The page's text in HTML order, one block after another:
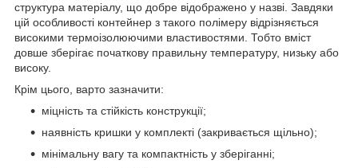
структура матеріалу, що добре відображено у назві. Завдяки
цій особливості контейнер з такого полімеру відрізняється
високими термоізолюючими властивостями. Тобто вміст
довше зберігає початкову правильну температуру, низьку або
високу.
Крім цього, варто зазначити:
міцність та стійкість конструкції;
наявність кришки у комплекті (закривається щільно);
мінімальну вагу та компактність у зберіганні;